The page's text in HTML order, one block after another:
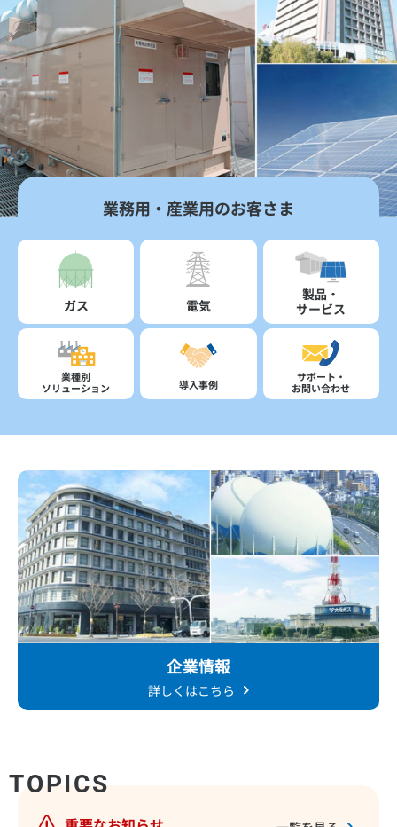
業務用・産業用のお客さま
ガス 電気
製品・
サービス
業種別
ソリューション
導入事例
サポート・
お問い合わせ
企業情報
詳しくはこちら
TOPICS